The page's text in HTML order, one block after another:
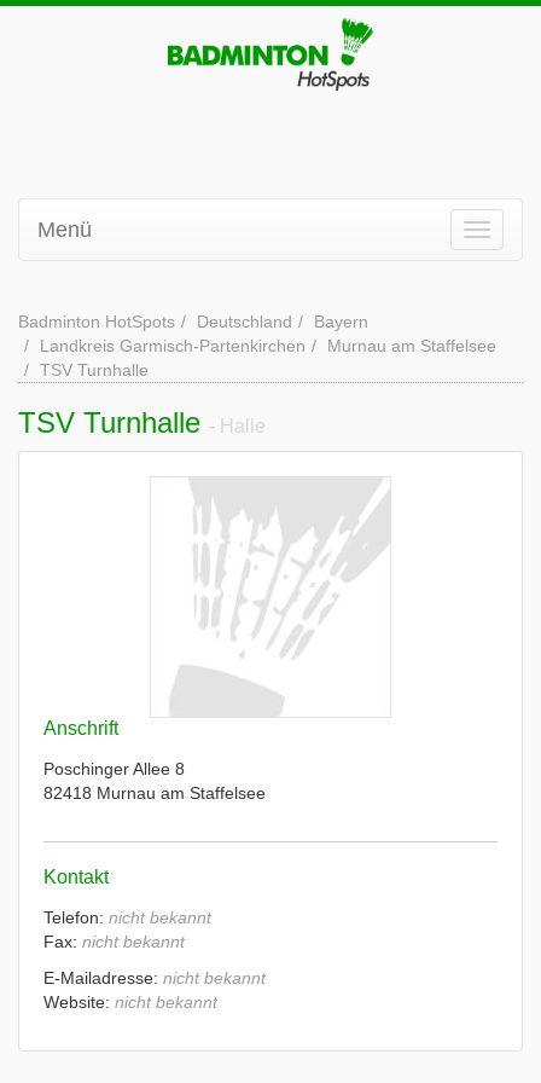
Menü
Badminton HotSpots Deutschland
Bayern
Landkreis Garmisch-Partenkirchen
Murnau am Staffelsee
TSV Turnhalle
TSV Turnhalle - Halle
Anschrift
Poschinger Allee 8
82418 Murnau am Staffelsee
Kontakt
Telefon: nicht bekannt
Fax: nicht bekannt
E-Mailadresse: nicht bekannt
Website: nicht bekannt